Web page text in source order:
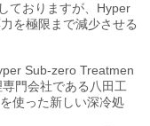
ておりますが、Hyper
を極限まで減少させる
Sub-zero Treatmen
門会社である八田工
使った新しい深冷処